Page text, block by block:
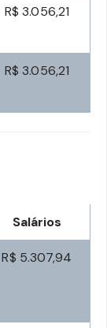
R$ 3.056,21
R$ 3.056,21
Salários
R$ 5.307,94